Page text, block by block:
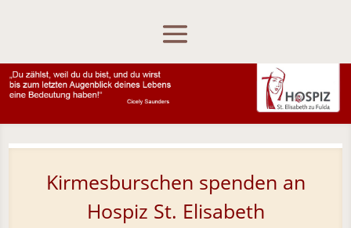
Kirmesburschen spenden an
Hospiz St. Elisabeth